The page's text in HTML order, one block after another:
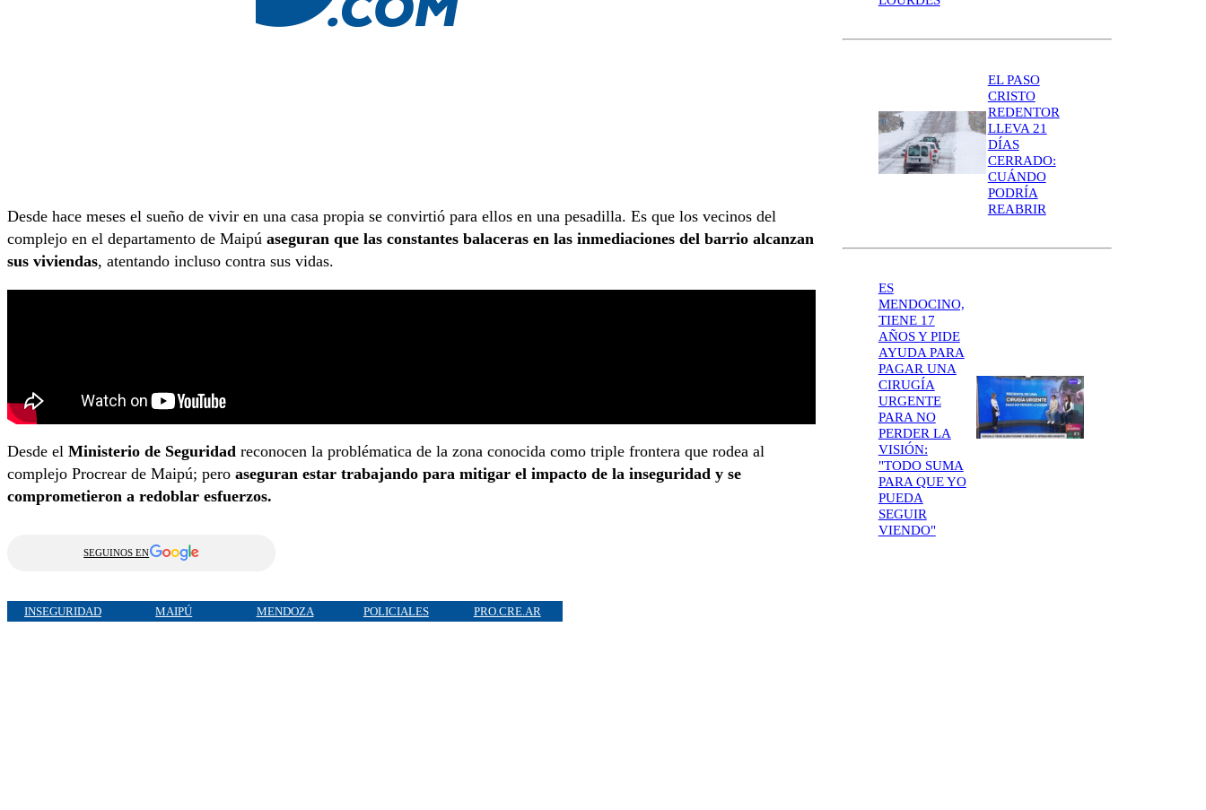
Desde hace meses el sueño de vivir en una casa propia se convirtió para ellos en una pesadilla. Es que los vecinos del
complejo en el departamento de Maipú aseguran que las constantes balaceras en las inmediaciones del barrio alcanzan
sus viviendas, atentando incluso contra sus vidas.
Desde el Ministerio de Seguridad reconocen la problématica de la zona conocida como triple frontera que rodea al
complejo Procrear de Maipú; pero aseguran estar trabajando para mitigar el impacto de la inseguridad y se
comprometieron a redoblar esfuerzos.
SEGUINOS EN
INSEGURIDAD MAIPÚ MENDOZA POLICIALES PRO.CRE.AR
EL PASO
CRISTO
REDENTOR
LLEVA 21
DÍAS
CERRADO:
CUÁNDO
PODRÍA
REABRIR
ES
MENDOCINO,
TIENE 17
AÑOS Y PIDE
AYUDA PARA
PAGAR UNA
CIRUGÍA
URGENTE
PARA NO
PERDER LA
VISIÓN:
"TODO SUMA
PARA QUE YO
PUEDA
SEGUIR
VIENDO"